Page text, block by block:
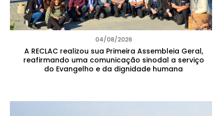
04/08/2026
A RECLAC realizou sua Primeira Assembleia Geral,
reafirmando uma comunicação sinodal a serviço
do Evangelho e da dignidade humana